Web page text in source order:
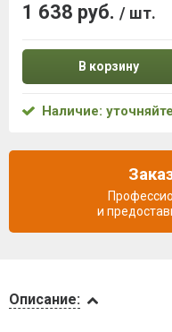
Описание:
1 638 руб. / шт.
В корзину
Наличие: уточняйте
и